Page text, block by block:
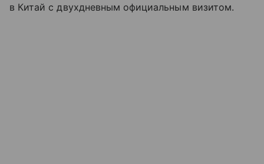
в Китай с двухдневным официальным визитом.